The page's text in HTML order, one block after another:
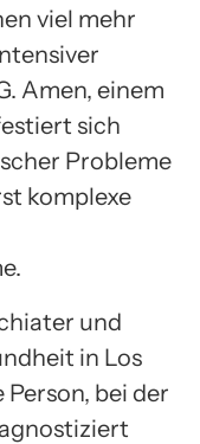
viel mehr
Amen, einem
sich
Probleme
komplexe
und
in Los
bei der